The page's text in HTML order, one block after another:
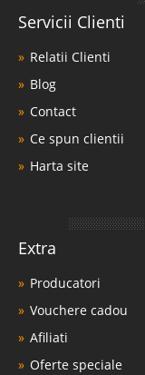
Servicii Clienti
Relatii Clienti
Blog
Contact
Ce spun clientii
Harta site
Extra
Producatori
Vouchere cadou
Afiliati
Oferte speciale